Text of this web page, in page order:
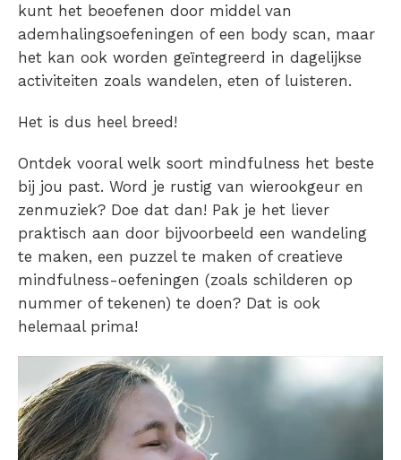
kunt het beoefenen door middel van
ademhalingsoefeningen of een body scan, maar
het kan ook worden geïntegreerd in dagelijkse
activiteiten zoals wandelen, eten of luisteren.
Het is dus heel breed!
Ontdek vooral welk soort mindfulness het beste
bij jou past. Word je rustig van wierookgeur en
zenmuziek? Doe dat dan! Pak je het liever
praktisch aan door bijvoorbeeld een wandeling
te maken, een puzzel te maken of creatieve
mindfulness-oefeningen (zoals schilderen op
nummer of tekenen) te doen? Dat is ook
helemaal prima!